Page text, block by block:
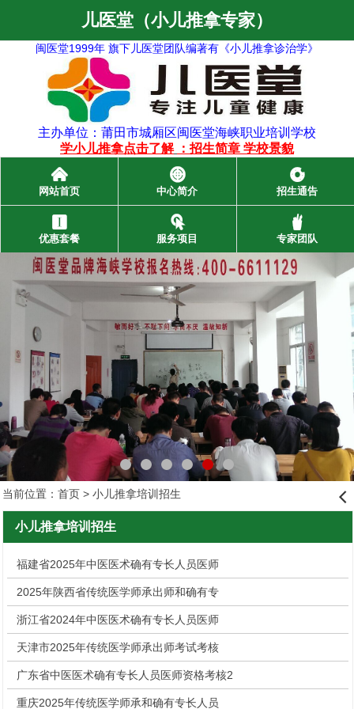
儿医堂（小儿推拿专家）
闽医堂1999年 旗下儿医堂团队编著有《小儿推拿诊治学》
主办单位：莆田市城厢区闽医堂海峡职业培训学校
学小儿推拿点击了解
： 招生简章 学校景貌
󰄫
网站首页
󰃓
中心简介
󰁍
招生通告
󰃞
优惠套餐
󰃜
服务项目
󰂺
专家团队
当前位置： 首页> 小儿推拿培训招生 󰊒
小儿推拿培训招生
福建省2025年中医医术确有专长人员医师
2025年陕西省传统医学师承出师和确有专
浙江省2024年中医医术确有专长人员医师
天津市2025年传统医学师承出师考试考核
广东省中医医术确有专长人员医师资格考核2
重庆2025年传统医学师承和确有专长人员